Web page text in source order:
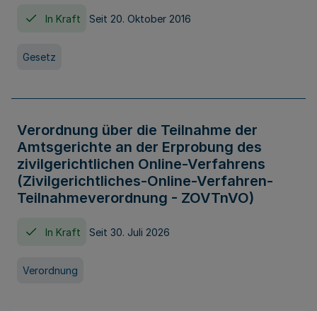
In Kraft Seit 20. Oktober 2016
Gesetz
Verordnung über die Teilnahme der
Amtsgerichte an der Erprobung des
zivilgerichtlichen Online-Verfahrens
(Zivilgerichtliches-Online-Verfahren-
Teilnahmeverordnung - ZOVTnVO)
In Kraft Seit 30. Juli 2026
Verordnung